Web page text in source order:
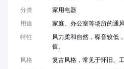
分类
家用电器
用途
家庭、办公室等场所的通
特性
风力柔和自然，噪音较低
值。
风格
复古风格，常见于怀旧、